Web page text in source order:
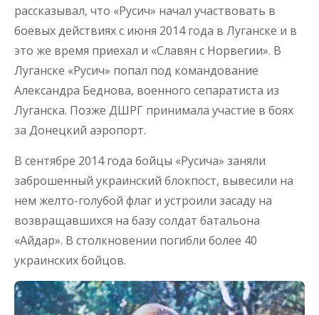
рассказывал, что «Русич» начал участвовать в
боевых действиях с июня 2014 года в Луганске и в
это же время приехал и «Славян с Норвегии». В
Луганске «Русич» попал под командование
Александра Беднова, военного сепаратиста из
Луганска. Позже ДШРГ принимала участие в боях
за Донецкий аэропорт.
В сентябре 2014 года бойцы «Русича» заняли
заброшенный украинский блокпост, вывесили на
нем желто-голубой флаг и устроили засаду на
возвращавшихся на базу солдат батальона
«Айдар». В столкновении погибли более 40
украинских бойцов.